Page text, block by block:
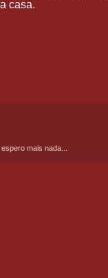
casa.
mais nada...